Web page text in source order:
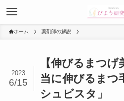
ホーム 薬剤師の解説
【伸びるまつ
当に伸びるまつ
シュビスタ」
2023
6/15